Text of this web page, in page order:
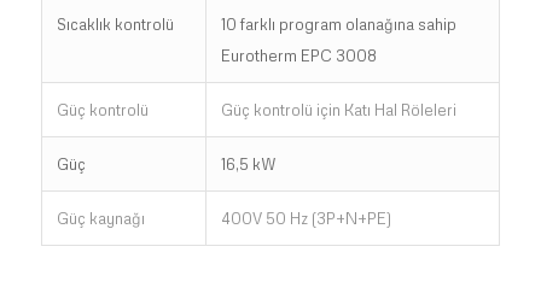
Sıcaklık kontrolü
10 farklı program olanağına sahip
Eurotherm EPC 3008
Güç kontrolü Güç kontrolü için Katı Hal Röleleri
Güç 16,5 kW
Güç kaynağı 400V 50 Hz (3P+N+PE)